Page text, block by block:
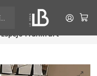
Ver más
Espejo Frankfurt